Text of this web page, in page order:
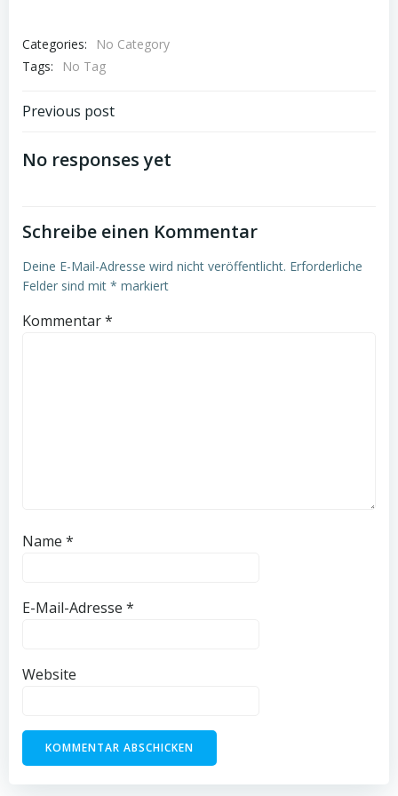
Categories:
No Category
Tags:
No Tag
Post
navigation
Previous post
No responses yet
Schreibe einen Kommentar
Deine E-Mail-Adresse wird nicht veröffentlicht. Erforderliche
Felder sind mit * markiert
Kommentar*
Name *
E-Mail-Adresse *
Website